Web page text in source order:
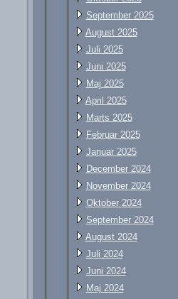
September 2025
August 2025
Juli 2025
Juni 2025
Maj 2025
April 2025
Marts 2025
Februar 2025
Januar 2025
December 2024
November 2024
Oktober 2024
September 2024
August 2024
Juli 2024
Juni 2024
Maj 2024